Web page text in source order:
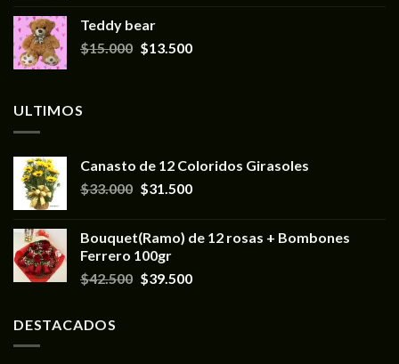
Teddy bear
$15.000 $13.500
ULTIMOS
Canasto de 12 Coloridos Girasoles
$33.000 $31.500
Bouquet(Ramo) de 12 rosas + Bombones
Ferrero 100gr
$42.500 $39.500
DESTACADOS